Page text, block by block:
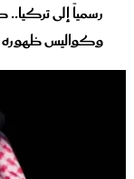
رسمياً إلى
وكواليس ظهوره